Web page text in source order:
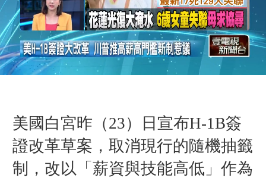
美國白宮昨（23）日宣布H-1B簽
證改革草案，取消現行的隨機抽籤
制，改以「薪資與技能高低」作為